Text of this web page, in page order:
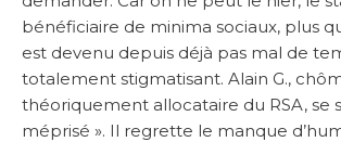
bénéficiaire de minima sociaux, plus
est devenu depuis déjà pas mal de
totalement stigmatisant. Alain G.,
théoriquement allocataire du RSA, se
méprisé ». Il regrette le manque